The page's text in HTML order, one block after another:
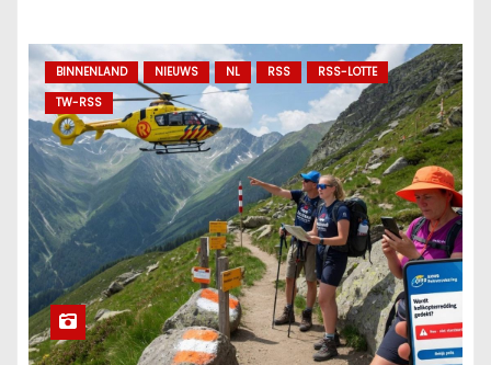
BINNENLAND NIEUWS NL RSS
RSS-LOTTE
TW-RSS